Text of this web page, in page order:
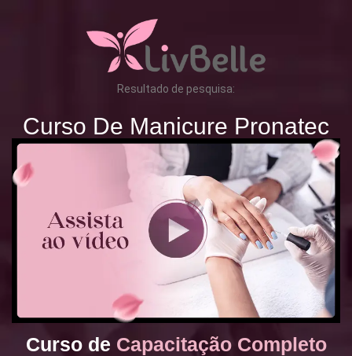
Resultado de pesquisa:
Curso De Manicure Pronatec
Curso de Capacitação Completo